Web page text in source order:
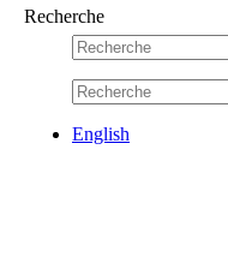
Recherche
English